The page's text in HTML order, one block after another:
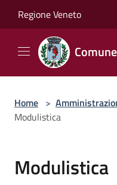
Regione Veneto
Home >
Modulistica
Modulistica